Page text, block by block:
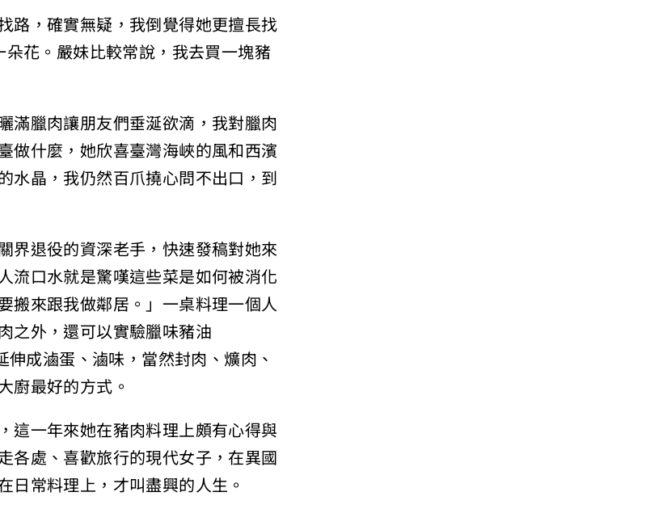
，確實無疑，我倒覺得她更擅長找
花。嚴妹比較常說，我去買一塊豬
臘肉讓朋友們垂涎欲滴，我對臘肉
什麼，她欣喜臺灣海峽的風和西濱
晶，我仍然百爪撓心問不出口，到
退役的資深老手，快速發稿對她來
口水就是驚嘆這些菜是如何被消化
來跟我做鄰居。」一桌料理一個人
之外，還可以實驗臘味豬油
成滷蛋、滷味，當然封肉、爌肉、
最好的方式。
一年來她在豬肉料理上頗有心得與
處、喜歡旅行的現代女子，在異國
常料理上，才叫盡興的人生。